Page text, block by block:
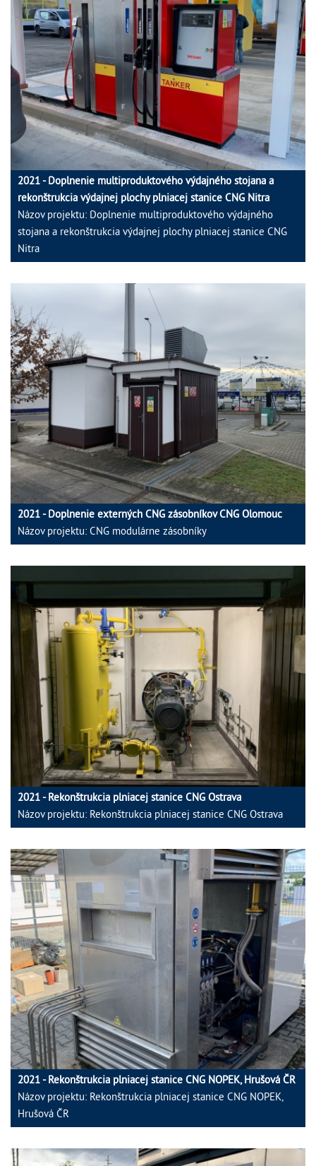
2021 - Doplnenie multiproduktového výdajného stojana a
rekonštrukcia výdajnej plochy plniacej stanice CNG Nitra
Názov projektu: Doplnenie multiproduktového výdajného
stojana a rekonštrukcia výdajnej plochy plniacej stanice CNG
Nitra
2021 - Doplnenie externých CNG zásobníkov CNG Olomouc
Názov projektu: CNG modulárne zásobníky
2021 - Rekonštrukcia plniacej stanice CNG Ostrava
Názov projektu: Rekonštrukcia plniacej stanice CNG Ostrava
2021 - Rekonštrukcia plniacej stanice CNG NOPEK, Hrušová ČR
Názov projektu: Rekonštrukcia plniacej stanice CNG NOPEK,
Hrušová ČR